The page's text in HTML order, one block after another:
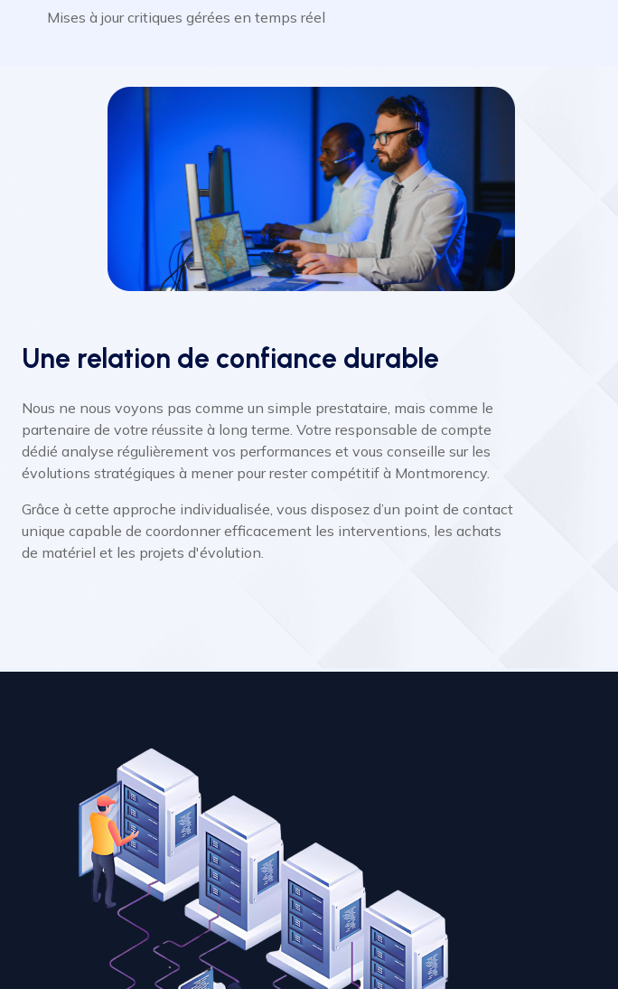
Mises à jour critiques gérées en temps réel
Une relation de confiance durable
Nous ne nous voyons pas comme un simple prestataire, mais comme le
partenaire de votre réussite à long terme. Votre responsable de compte
dédié analyse régulièrement vos performances et vous conseille sur les
évolutions stratégiques à mener pour rester compétitif à Montmorency.
Grâce à cette approche individualisée, vous disposez d’un point de contact
unique capable de coordonner efficacement les interventions, les achats
de matériel et les projets d'évolution.